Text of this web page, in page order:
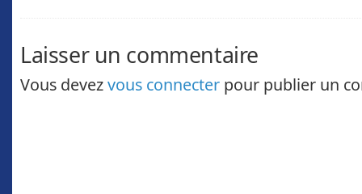
Laisser un commentaire
Vous devezvous connecter pour publier un